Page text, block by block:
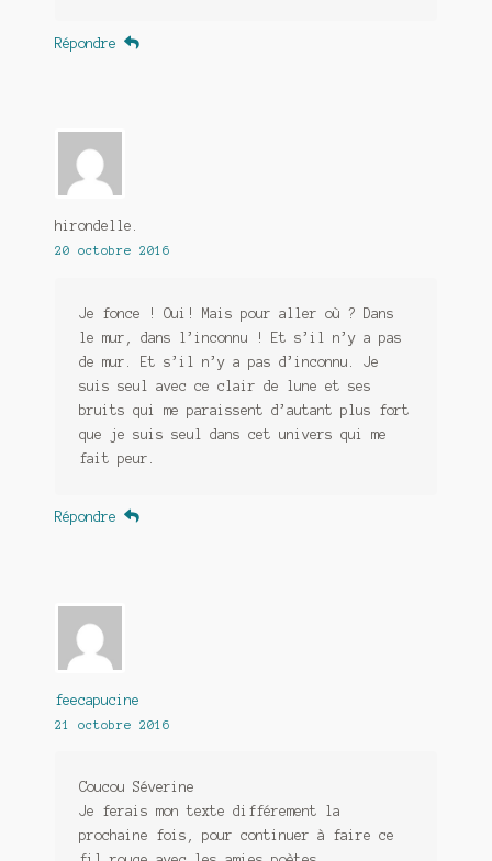
Répondre
hirondelle.
20 octobre 2016
Je fonce ! Oui! Mais pour aller où ? Dans
le mur, dans l’inconnu ! Et s’il n’y a pas
de mur. Et s’il n’y a pas d’inconnu. Je
suis seul avec ce clair de lune et ses
bruits qui me paraissent d’autant plus fort
que je suis seul dans cet univers qui me
fait peur.
Répondre
feecapucine
21 octobre 2016
Coucou Séverine
Je ferais mon texte différement la
prochaine fois, pour continuer à faire ce